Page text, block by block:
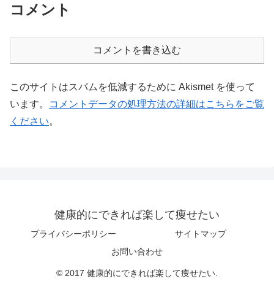
コメント
コメントを書き込む
このサイトはスパムを低減するために Akismet を使って
います。
コメントデータの処理方法の詳細はこちらをご覧
ください。
健康的にできれば楽して痩せたい
プライバシーポリシー
サイトマップ
お問い合わせ
© 2017 健康的にできれば楽して痩せたい.